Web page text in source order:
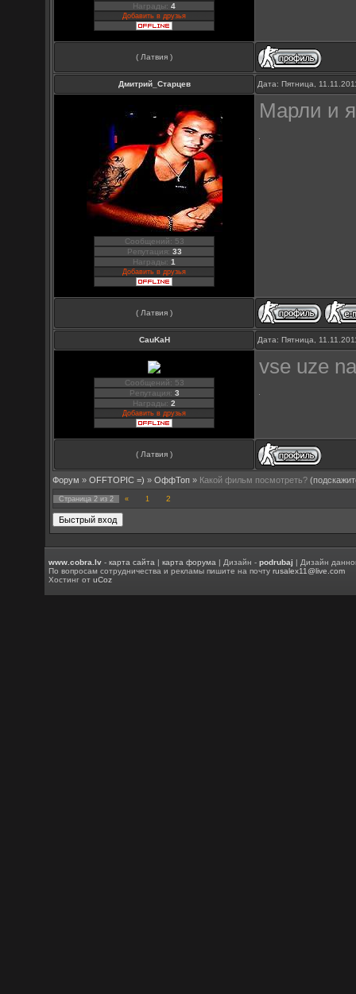
Награды:4
Добавить в друзья
( Латвия )
Дмитрий_Старцев Дата: Пятница,
Сообщений: 53
Репутация: 33
Награды:1
Добавить в друзья
Марли и
( Латвия )
CauKaH Дата: Пятница,
Сообщений: 53
Репутация: 3
Награды:2
Добавить в друзья
vse uze
( Латвия )
Форум » OFFTOPIC =) » OффТоп » Какой фильм посмотреть?
Страница2 из2 « 1 2
www.cobra.lv -карта сайта |карта форума | Дизайн -podrubaj | Дизайн
По вопросам сотрудничества и рекламы пишите на почтуrusalex11@live.com
Хостинг отuCoz